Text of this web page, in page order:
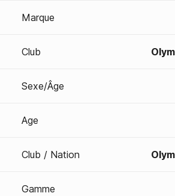
Marque
Club
Sexe/Âge
Age
Club / Nation
Gamme